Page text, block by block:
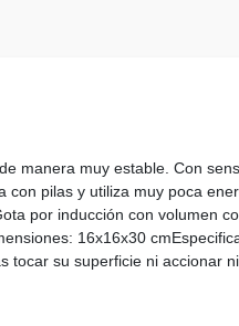
manera muy estable. Con
pilas y utiliza muy poca
por inducción con volumen
16x16x30
su superficie ni accionar